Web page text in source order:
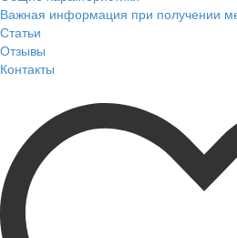
Важная информация при получении
Статьи
Отзывы
Контакты